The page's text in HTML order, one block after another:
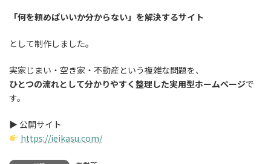
「何を頼めばいいか分からない」を解決するサイト
として制作しました。
実家じまい・空き家・不動産という複雑な問題を、
ひとつの流れとして分かりやすく整理した実用型ホームページで
す。
▶ 公開サイト
https://ieikasu.com/